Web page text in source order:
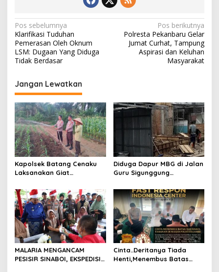
N
a
v
i
g
a
s
i
p
o
s
Pos sebelumnya
Klarifikasi Tuduhan
Pemerasan Oleh Oknum
LSM: Dugaan Yang Diduga
Tidak Berdasar
Pos berikutnya
Polresta Pekanbaru Gelar
Jumat Curhat, Tampung
Aspirasi dan Keluhan
Masyarakat
Jangan Lewatkan
Kapolsek Batang Cenaku
Laksanakan Giat
dan Pengecekan Jagung
Pipil di Desa Aur Cina.
Diduga Dapur MBG di Jalan
Guru Sigunggung
SOP, Selain itu Warga
Keluhkan Bau Limbah yang
Menyengat.
MALARIA MENGANCAM
PESISIR SINABOI, EKSPEDISI
Cinta..Deritanya Tiada
Henti,Menembus Batas